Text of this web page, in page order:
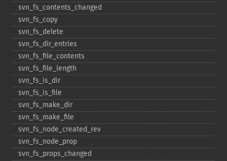
svn_​fs_​contents_​changed
svn_​fs_​copy
svn_​fs_​delete
svn_​fs_​dir_​entries
svn_​fs_​file_​contents
svn_​fs_​file_​length
svn_​fs_​is_​dir
svn_​fs_​is_​file
svn_​fs_​make_​dir
svn_​fs_​make_​file
svn_​fs_​node_​created_​rev
svn_​fs_​node_​prop
svn_​fs_​props_​changed